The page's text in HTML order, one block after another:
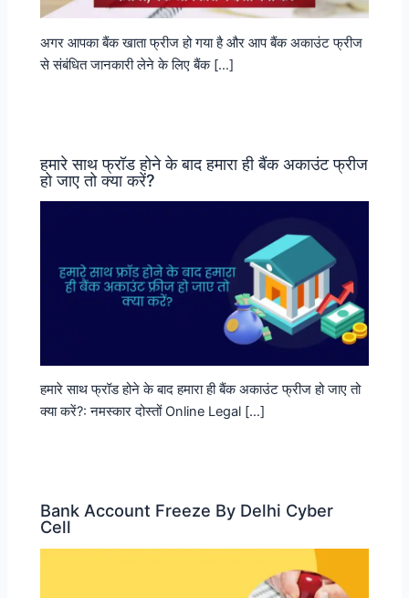
अगर आपका बैंक खाता फ्रीज हो गया है और आप बैंक अकाउंट फ्रीज
से संबंधित जानकारी लेने के लिए बैंक […]
हमारे साथ फ्रॉड होने के बाद हमारा ही बैंक अकाउंट फ्रीज
हो जाए तो क्या करें?
हमारे साथ फ्रॉड होने के बाद हमारा ही बैंक अकाउंट फ्रीज हो जाए तो
क्या करें?: नमस्कार दोस्तों Online Legal […]
Bank Account Freeze By Delhi Cyber
Cell